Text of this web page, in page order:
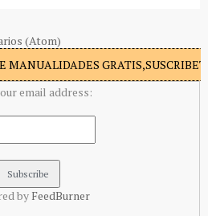
(Atom)
MANUALIDADES
email address:
by FeedBurner